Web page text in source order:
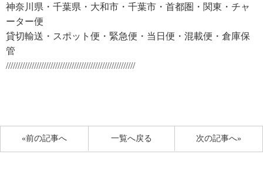
神奈川県・千葉県・大和市・千葉市・首都圏・関東・チャ
ーター便
貸切輸送・スポット便・緊急便・当日便・混載便・倉庫保
管
///////////////////////////////////////////////////////
«前の記事へ 次の記事へ»
一覧へ戻る